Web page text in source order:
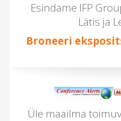
Esindame IFP
Lätis ja
Broneeri
Üle maailma